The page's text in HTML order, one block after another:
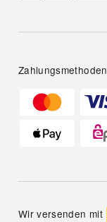
Zahlungsmethoden
Wir versenden mit